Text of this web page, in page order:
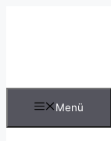
Menü